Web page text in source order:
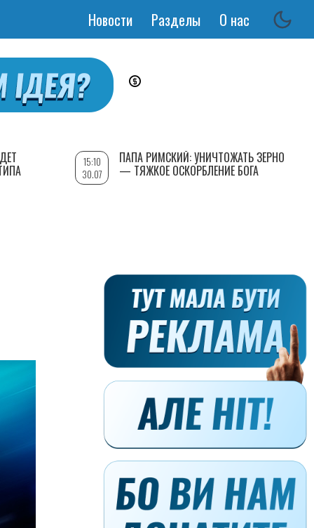
Основная
Новости Разделы О нас
15:10
30.07
ПАПА РИМСКИЙ: УНИЧТОЖАТЬ ЗЕРНО
— ТЯЖКОЕ ОСКОРБЛЕНИЕ БОГА